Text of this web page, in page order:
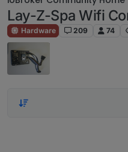
Lay-Z-Spa Wifi
Hardware 209 74